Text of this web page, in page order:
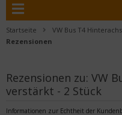
Startseite
VW Bus T4
Rezensionen
Rezensionen zu: VW
verstärkt - 2 Stück
Informationen zur Echtheit der